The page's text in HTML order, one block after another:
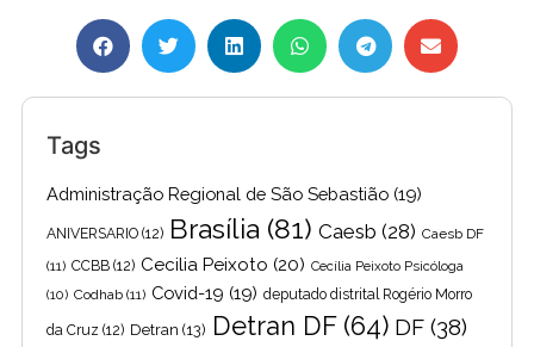
Tags
Administração Regional de São Sebastião (19)
ANIVERSARIO (12) Brasília (81) Caesb (28) Caesb DF
(11) CCBB (12) Cecilia Peixoto (20) Cecília Peixoto Psicóloga
(10) Codhab (11) Covid-19 (19) deputado distrital Rogério Morro
da Cruz (12) Detran (13) Detran DF(64) DF (38)